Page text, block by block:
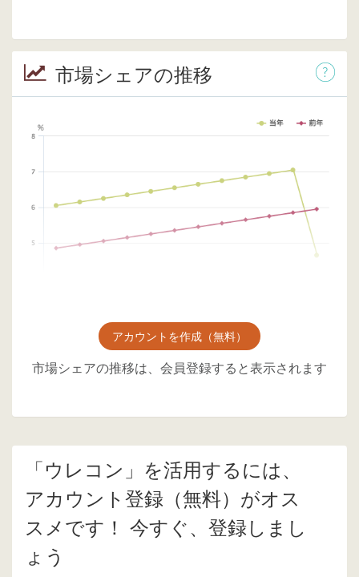
市場シェアの推移
アカウントを作成（無料）
市場シェアの推移は、会員登録すると表示されます
「ウレコン」を活用するには、
アカウント登録（無料）がオス
スメです！ 今すぐ、登録しまし
ょう